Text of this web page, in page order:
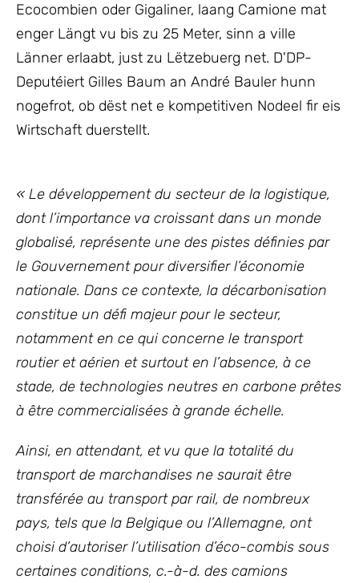
Ecocombien oder Gigaliner, laang Camione mat
enger Längt vu bis zu 25 Meter, sinn a ville
Länner erlaabt, just zu Lëtzebuerg net. D'DP-
Deputéiert Gilles Baum an André Bauler hunn
nogefrot, ob dëst net e kompetitiven Nodeel fir eis
Wirtschaft duerstellt.
« Le développement du secteur de la logistique,
dont l’importance va croissant dans un monde
globalisé, représente une des pistes définies par
le Gouvernement pour diversifier l’économie
nationale. Dans ce contexte, la décarbonisation
constitue un défi majeur pour le secteur,
notamment en ce qui concerne le transport
routier et aérien et surtout en l’absence, à ce
stade, de technologies neutres en carbone prêtes
à être commercialisées à grande échelle.
Ainsi, en attendant, et vu que la totalité du
transport de marchandises ne saurait être
transférée au transport par rail, de nombreux
pays, tels que la Belgique ou l’Allemagne, ont
choisi d’autoriser l’utilisation d’éco-combis sous
certaines conditions, c.-à-d. des camions